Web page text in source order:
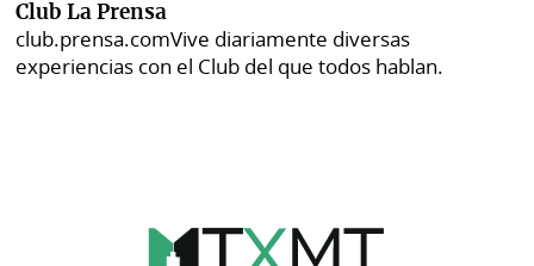
Club La Prensa
club.prensa.comVive diariamente diversas
experiencias con el Club del que todos hablan.